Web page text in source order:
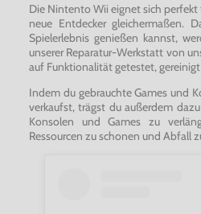
Die Nintento Wii eignet sich
neue Entdecker gleichermaßen.
Spielerlebnis genießen kannst,
unserer Reparatur-Werkstatt von
auf Funktionalität getestet,
Indem du gebrauchte Games und
verkaufst, trägst du außerdem
Konsolen und Games zu
Ressourcen zu schonen und Abfall